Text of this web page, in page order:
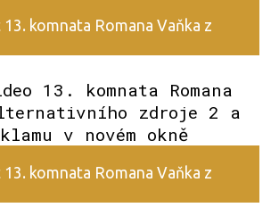
13. komnata Romana Vaňka z
13. komnata Romana
zdroje 2 a
v novém okně
13. komnata Romana Vaňka z